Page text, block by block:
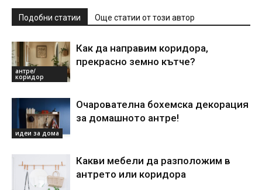
Подобни статии Още статии от този автор
антре/
коридор
Как да направим коридора,
прекрасно земно кътче?
идеи за дома
Очарователна бохемска декорация
за домашното антре!
Какви мебели да разположим в
антрето или коридора